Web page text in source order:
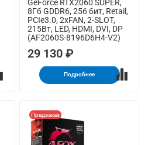
GeForce RTX2060 SUPER,
8Гб GDDR6, 256 бит, Retail,
PCIe3.0, 2xFAN, 2-SLOT,
215Вт, LED, HDMI, DVI, DP
(AF2060S-8196D6H4-V2)
29 130 ₽
Подробнее
Предзаказ